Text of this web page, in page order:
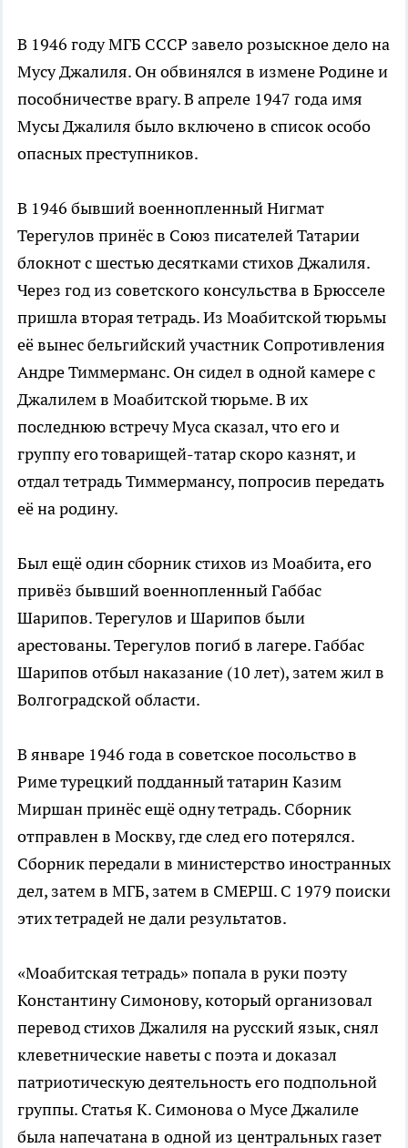
В 1946 году МГБ СССР завело розыскное дело на
Мусу Джалиля. Он обвинялся в измене Родине и
пособничестве врагу. В апреле 1947 года имя
Мусы Джалиля было включено в список особо
опасных преступников.
В 1946 бывший военнопленный Нигмат
Терегулов принёс в Союз писателей Татарии
блокнот с шестью десятками стихов Джалиля.
Через год из советского консульства в Брюсселе
пришла вторая тетрадь. Из Моабитской тюрьмы
её вынес бельгийский участник Сопротивления
Андре Тиммерманс. Он сидел в одной камере с
Джалилем в Моабитской тюрьме. В их
последнюю встречу Муса сказал, что его и
группу его товарищей-татар скоро казнят, и
отдал тетрадь Тиммермансу, попросив передать
её на родину.
Был ещё один сборник стихов из Моабита, его
привёз бывший военнопленный Габбас
Шарипов. Терегулов и Шарипов были
арестованы. Терегулов погиб в лагере. Габбас
Шарипов отбыл наказание (10 лет), затем жил в
Волгоградской области.
В январе 1946 года в советское посольство в
Риме турецкий подданный татарин Казим
Миршан принёс ещё одну тетрадь. Сборник
отправлен в Москву, где след его потерялся.
Сборник передали в министерство иностранных
дел, затем в МГБ, затем в СМЕРШ. C 1979 поиски
этих тетрадей не дали результатов.
«Моабитская тетрадь» попала в руки поэту
Константину Симонову, который организовал
перевод стихов Джалиля на русский язык, снял
клеветнические наветы с поэта и доказал
патриотическую деятельность его подпольной
группы. Статья К. Симонова о Мусе Джалиле
была напечатана в одной из центральных газет